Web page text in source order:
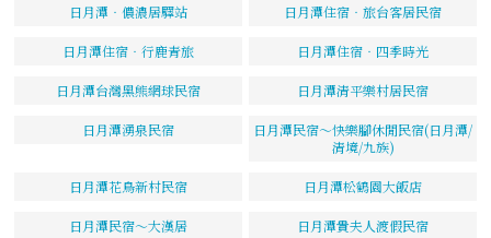
日月潭‧儂濃居驛站 日月潭住宿‧旅台客居民宿
日月潭住宿‧行鹿青旅 日月潭住宿‧四季時光
日月潭台灣黑熊網球民宿 日月潭清平樂村居民宿
日月潭湧泉民宿
日月潭民宿～快樂腳休閒民宿(日月潭/
清境/九族)
日月潭花鳥新村民宿 日月潭松鶴園大飯店
日月潭民宿～大漢居 日月潭貴夫人渡假民宿